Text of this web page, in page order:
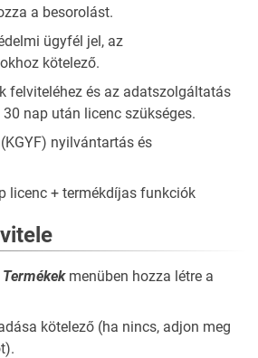
a besorolást.
ügyfél jel, az
kötelező.
felviteléhez és az adatszolgáltatás
nap után licenc szükséges.
(KGYF) nyilvántartás és
licenc + termékdíjas funkciók
menüben hozza létre a
kötelező (ha nincs, adjon meg